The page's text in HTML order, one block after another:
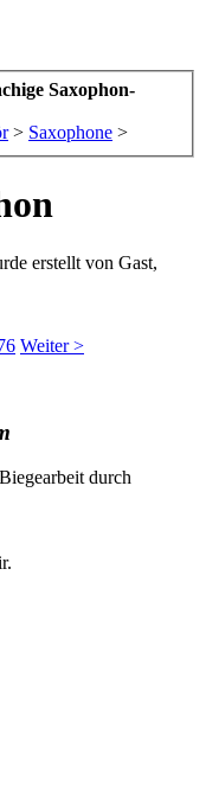
Saxophon-
> Saxophone >
erstellt von Gast,
Weiter >
durch